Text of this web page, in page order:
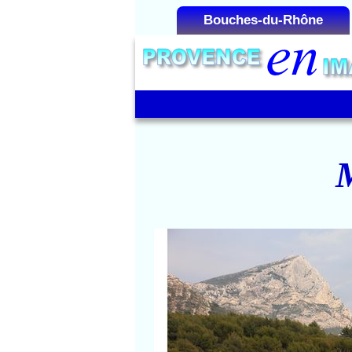
Bouches-du-Rhône
Liste des Microrégions :
Aix-en-Provence
Les Alpilles
Marseille
Martigues
Montagne Sainte-
Zoom sur la Sainte-